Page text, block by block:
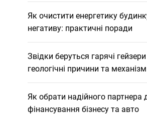
Як очистити енергетику
негативу: практичні поради
Звідки беруться гарячі гейзери
геологічні причини та механізм
Як обрати надійного партнера
фінансування бізнесу та авто